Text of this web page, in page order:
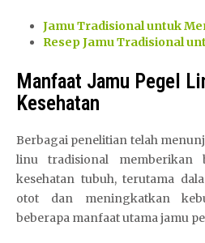
Jamu Tradisional untuk
Resep Jamu Tradisional
Manfaat Jamu Pegel
Kesehatan
Berbagai penelitian telah
linu tradisional memberikan
kesehatan tubuh, terutama
otot dan meningkatkan
beberapa manfaat utama jamu